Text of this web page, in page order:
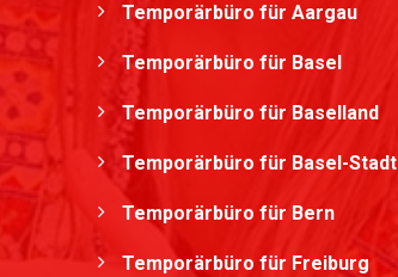
Temporärbüro für Aargau
Temporärbüro für Basel
Temporärbüro für Baselland
Temporärbüro für Basel-Stadt
Temporärbüro für Bern
Temporärbüro für Freiburg